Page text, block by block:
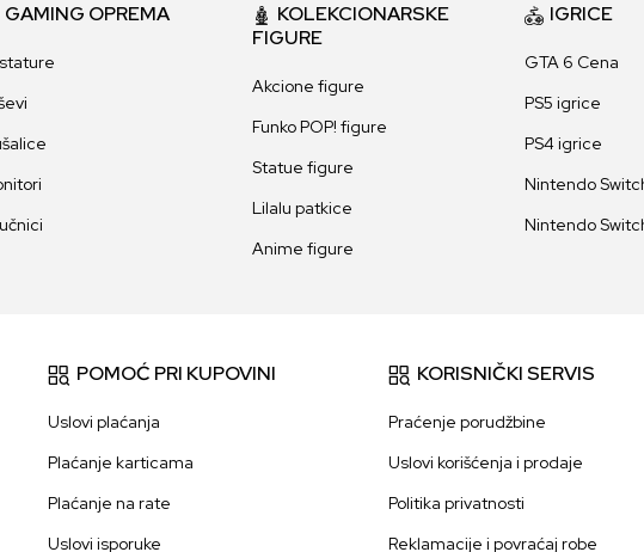
GAMING OPREMA
KOLEKCIONARSKE
FIGURE
Akcione figure
Funko POP! figure
Statue figure
Lilalu patkice
Anime figure
IGRICE
GTA 6 Cena
PS5 igrice
PS4 igrice
Nintendo
Nintendo
POMOĆ PRI KUPOVINI
Uslovi plaćanja
Plaćanje karticama
Plaćanje na rate
Uslovi isporuke
KORISNIČKI SERVIS
Praćenje porudžbine
Uslovi korišćenja i prodaje
Politika privatnosti
Reklamacije i povraćaj robe